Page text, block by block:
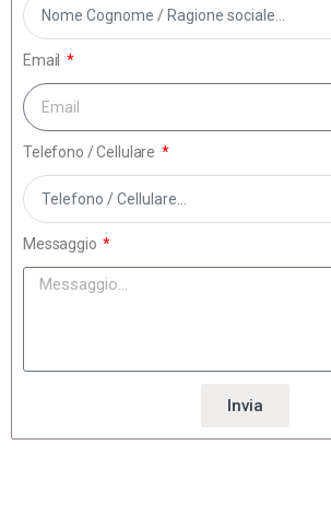
Email
Telefono / Cellulare
Messaggio
Invia